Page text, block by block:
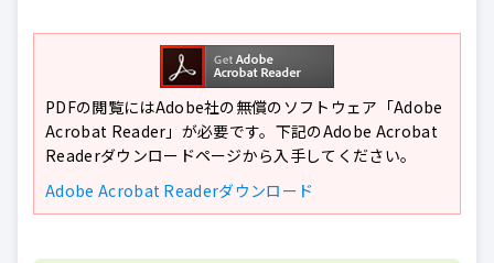
PDFの閲覧にはAdobe社の無償のソフトウェア「Adobe
Acrobat Reader」が必要です。下記のAdobe Acrobat
Readerダウンロードページから入手してください。
Adobe Acrobat Readerダウンロード